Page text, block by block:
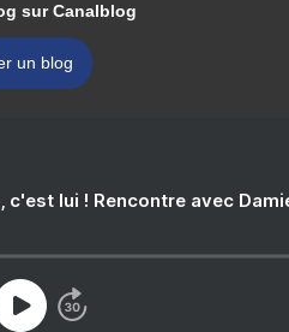
sur Canalblog
un blog
lui ! Rencontre avec